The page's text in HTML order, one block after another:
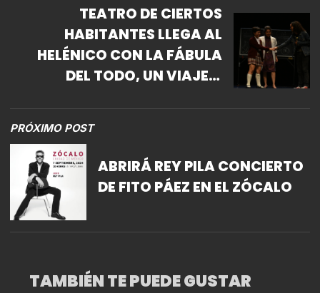
TEATRO DE CIERTOS
HABITANTES LLEGA AL
HELÉNICO CON LA FÁBULA
DEL TODO, UN VIAJE A
PRÓXIMO POST
ABRIRÁ REY PILA CONCIERTO
DE FITO PÁEZ EN EL ZÓCALO
TAMBIÉN TE PUEDE GUSTAR